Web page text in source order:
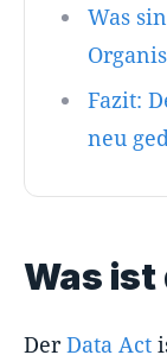
Was
Fazit:
neu
Was ist
DerData Act